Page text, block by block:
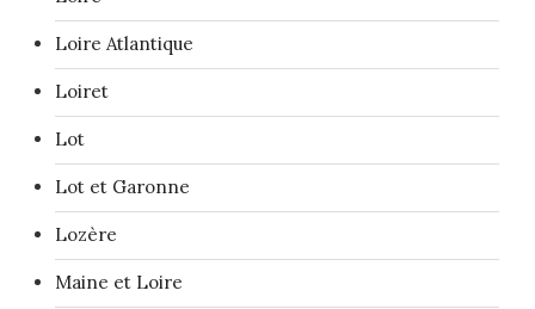
Loire Atlantique
Loiret
Lot
Lot et Garonne
Lozère
Maine et Loire